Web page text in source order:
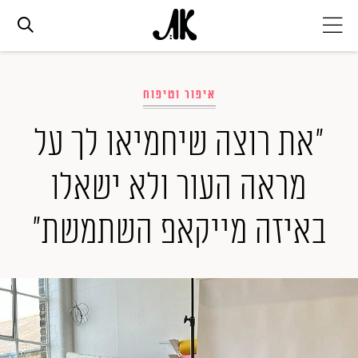
אופנה
סלבס
ערוצים נוספים
המגזין
איפור וטיפוח
"את רוצה שיחמיאו לך על
מראה העור ולא ישאלו
באיזה מייקאפ השתמשת"